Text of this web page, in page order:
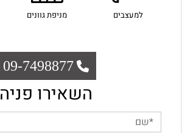
למעצבים מניפת גוונים
09-7498877
השאירו פניה